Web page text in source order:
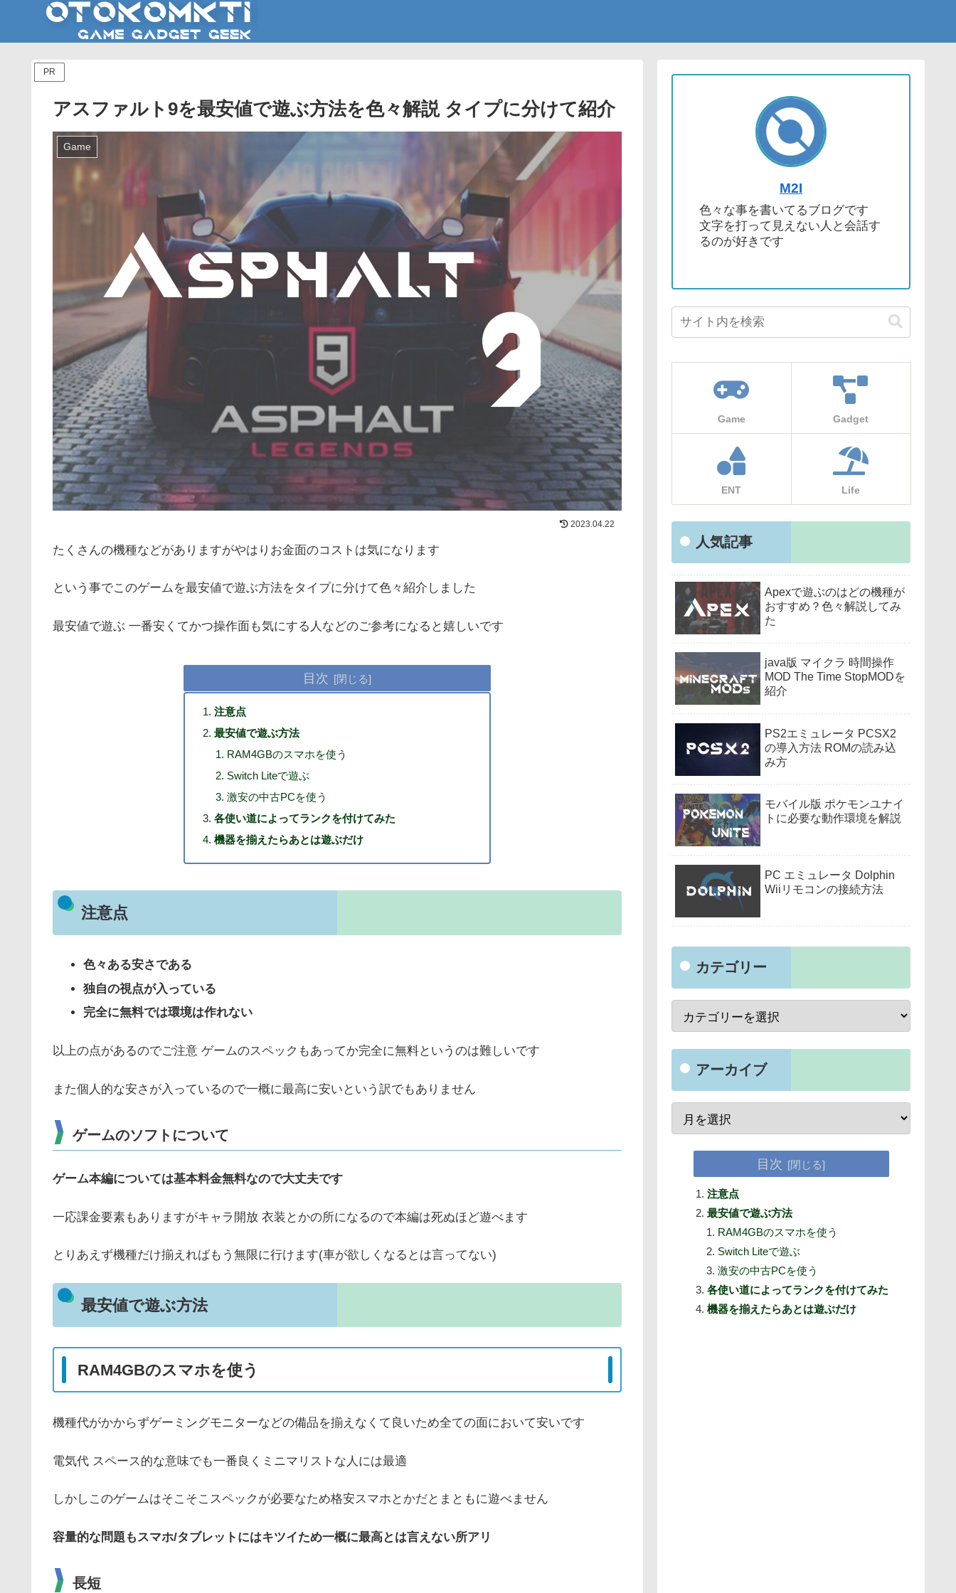
PR
アスファルト9を最安値で遊ぶ方法を色々解説 タイプに分けて紹介
Game
2023.04.22
たくさんの機種などがありますがやはりお金面のコストは気になります
という事でこのゲームを最安値で遊ぶ方法をタイプに分けて色々紹介しました
最安値で遊ぶ 一番安くてかつ操作面も気にする人などのご参考になると嬉しいです
目次
注意点
最安値で遊ぶ方法
RAM4GBのスマホを使う
Switch Liteで遊ぶ
激安の中古PCを使う
各使い道によってランクを付けてみた
機器を揃えたらあとは遊ぶだけ
注意点
色々ある安さである
独自の視点が入っている
完全に無料では環境は作れない
以上の点があるのでご注意 ゲームのスペックもあってか完全に無料というのは難しいです
また個人的な安さが入っているので一概に最高に安いという訳でもありません
ゲームのソフトについて
ゲーム本編については基本料金無料なので大丈夫です
一応課金要素もありますがキャラ開放 衣装とかの所になるので本編は死ぬほど遊べます
とりあえず機種だけ揃えればもう無限に行けます(車が欲しくなるとは言ってない)
最安値で遊ぶ方法
RAM4GBのスマホを使う
機種代がかからずゲーミングモニターなどの備品を揃えなくて良いため全ての面において安いです
電気代 スペース的な意味でも一番良くミニマリストな人には最適
しかしこのゲームはそこそこスペックが必要なため格安スマホとかだとまともに遊べません
容量的な問題もスマホ/タブレットにはキツイため一概に最高とは言えない所アリ
長短
M2I
色々な事を書いてるブログです
文字を打って見えない人と会話す
るのが好きです
Game Gadget
ENT Life
人気記事
Apexで遊ぶのはどの機種が
おすすめ？色々解説してみ
た
java版 マイクラ 時間操作
MOD The Time StopMODを
紹介
PS2エミュレータ PCSX2
の導入方法 ROMの読み込
み方
モバイル版 ポケモンユナイ
トに必要な動作環境を解説
PC エミュレータ Dolphin
Wiiリモコンの接続方法
カテゴリー
アーカイブ
目次
注意点
最安値で遊ぶ方法
RAM4GBのスマホを使う
Switch Liteで遊ぶ
激安の中古PCを使う
各使い道によってランクを付けてみた
機器を揃えたらあとは遊ぶだけ